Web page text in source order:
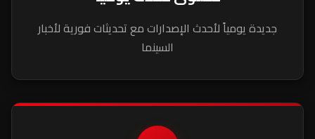
جديدة يومياً لأحدث الإصدارات مع تحديثات فورية لأخبار
السينما